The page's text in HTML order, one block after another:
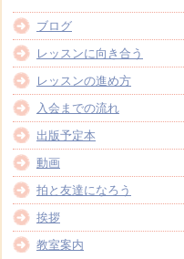
ブログ
レッスンに向き合う
レッスンの進め方
入会までの流れ
出版予定本
動画
拍と友達になろう
挨拶
教室案内